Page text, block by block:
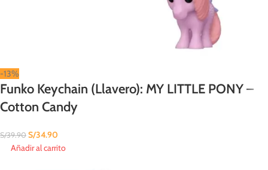
-13%
Funko Keychain (Llavero): MY LITTLE PONY –
Cotton Candy
S/39.90 S/34.90
Añadir al carrito